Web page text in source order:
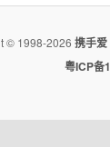
© 1998-2026 携手爱
粤ICP备